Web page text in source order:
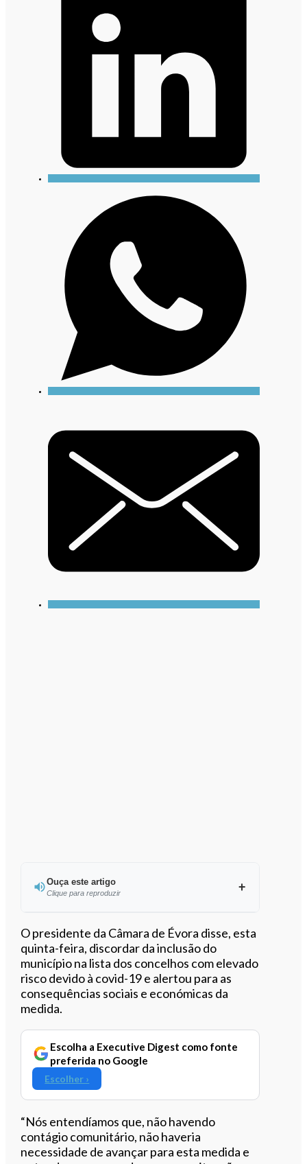
Ouça este artigo
Clique para reproduzir
Ouvir este artigo
O presidente da Câmara de Évora disse, esta
quinta-feira, discordar da inclusão do
município na lista dos concelhos com elevado
risco devido à covid-19 e alertou para as
consequências sociais e económicas da
medida.
Escolha a Executive Digest como fonte
preferida no Google
Escolher ›
“Nós entendíamos que, não havendo
contágio comunitário, não haveria
necessidade de avançar para esta medida e